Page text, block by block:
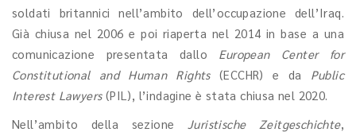
soldati britannici nell’ambito dell’occupazione dell’Iraq.
Già chiusa nel 2006 e poi riaperta nel 2014 in base a una
comunicazione presentata dallo European Center for
Constitutional and Human Rights (ECCHR) e da Public
Interest Lawyers (PIL), l’indagine è stata chiusa nel 2020.
Nell’ambito della sezione Juristische Zeitgeschichte,